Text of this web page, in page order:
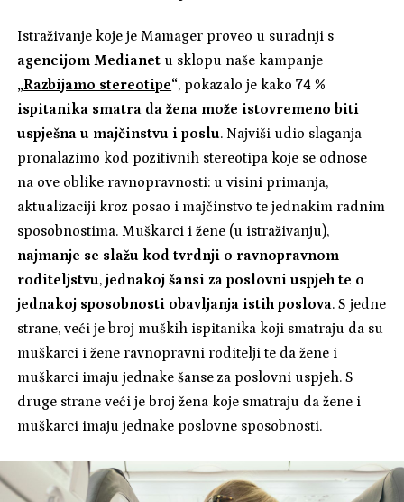
Istraživanje koje je Mamager proveo u suradnji s
agencijom Medianet u sklopu naše kampanje
„Razbijamo stereotipe“, pokazalo je kako74 %
ispitanika smatra da žena može istovremeno biti
uspješna u majčinstvu i poslu. Najviši udio slaganja
pronalazimo kod pozitivnih stereotipa koje se odnose
na ove oblike ravnopravnosti: u visini primanja,
aktualizaciji kroz posao i majčinstvo te jednakim radnim
sposobnostima.Muškarci i žene (u istraživanju),
najmanje se slažu kod tvrdnji o ravnopravnom
roditeljstvu, jednakoj šansi za poslovni uspjeh te o
jednakoj sposobnosti obavljanja istih poslova. S jedne
strane, veći je broj muških ispitanika koji smatraju da su
muškarci i žene ravnopravni roditelji te da žene i
muškarci imaju jednake šanse za poslovni uspjeh. S
druge strane veći je broj žena koje smatraju da žene i
muškarci imaju jednake poslovne sposobnosti.